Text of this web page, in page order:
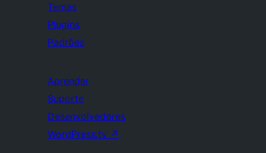
Temas
Plugins
Padrões
Aprender
Suporte
Desenvolvedores
WordPress.tv ↗